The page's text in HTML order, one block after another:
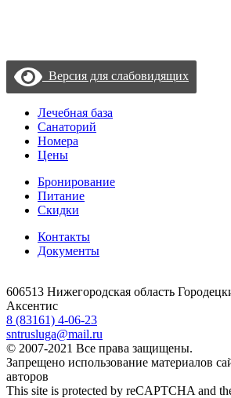
Версия для слабовидящих
Лечебная база
Санаторий
Номера
Цены
Бронирование
Питание
Скидки
Контакты
Документы
606513 Нижегородская область
Аксентис
8 (83161) 4-06-23
sntrusluga@mail.ru
© 2007-2021 Все права защищены.
Запрещено использование материалов
авторов
This site is protected by reCAPTCHA and